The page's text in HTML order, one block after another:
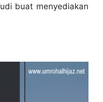
buat menyediakan